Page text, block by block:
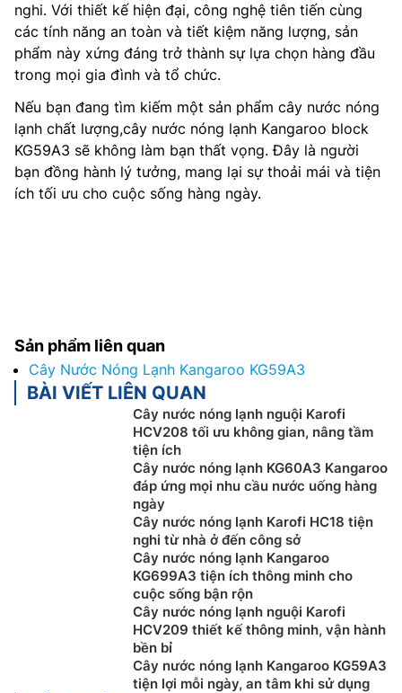
nghi. Với thiết kế hiện đại, công nghệ tiên tiến cùng
các tính năng an toàn và tiết kiệm năng lượng, sản
phẩm này xứng đáng trở thành sự lựa chọn hàng đầu
trong mọi gia đình và tổ chức.
Nếu bạn đang tìm kiếm một sản phẩm cây nước nóng
lạnh chất lượng,cây nước nóng lạnh Kangaroo block
KG59A3 sẽ không làm bạn thất vọng. Đây là người
bạn đồng hành lý tưởng, mang lại sự thoải mái và tiện
ích tối ưu cho cuộc sống hàng ngày.
Sản phẩm liên quan
Cây Nước Nóng Lạnh Kangaroo KG59A3
BÀI VIẾT LIÊN QUAN
Cây nước nóng lạnh nguội Karofi
HCV208 tối ưu không gian, nâng tầm
tiện ích
Cây nước nóng lạnh KG60A3 Kangaroo
đáp ứng mọi nhu cầu nước uống hàng
ngày
Cây nước nóng lạnh Karofi HC18 tiện
nghi từ nhà ở đến công sở
Cây nước nóng lạnh Kangaroo
KG699A3 tiện ích thông minh cho
cuộc sống bận rộn
Cây nước nóng lạnh nguội Karofi
HCV209 thiết kế thông minh, vận hành
bền bỉ
Cây nước nóng lạnh Kangaroo KG59A3
tiện lợi mỗi ngày, an tâm khi sử dụng